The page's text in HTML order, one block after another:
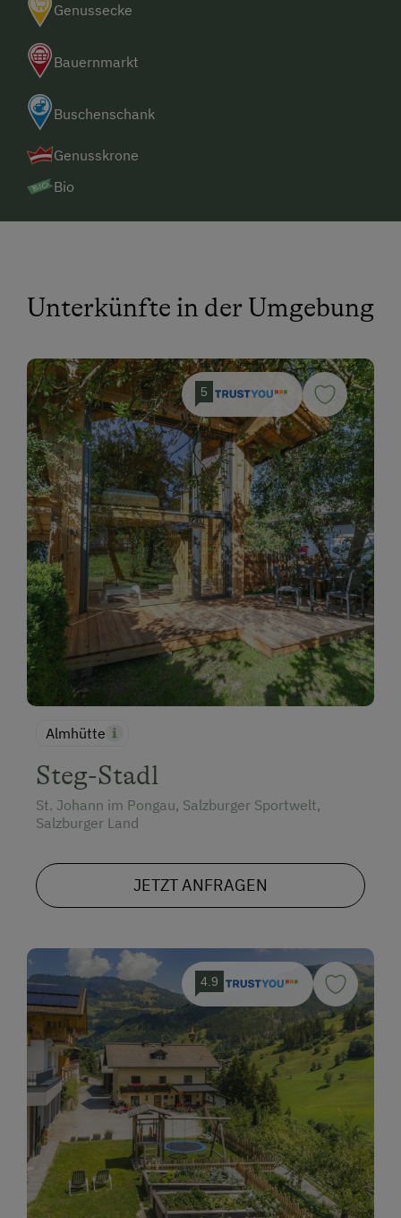
Genussecke
Bauernmarkt
Buschenschank
Genusskrone
Bio
Unterkünfte in der Umgebung
5
Almhütte
Steg-Stadl
St. Johann im Pongau, Salzburger Sportwelt,
Salzburger Land
JETZT ANFRAGEN
4.9